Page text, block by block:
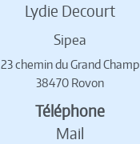
Lydie Decourt
Sipea
23 chemin du Grand Champ
38470 Rovon
Téléphone
Mail